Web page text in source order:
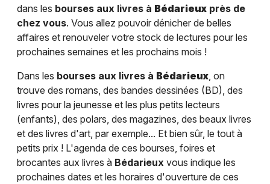
dans les bourses aux livres à Bédarieux près de
chez vous. Vous allez pouvoir dénicher de belles
affaires et renouveler votre stock de lectures pour les
prochaines semaines et les prochains mois !
Dans les bourses aux livres à Bédarieux, on
trouve des romans, des bandes dessinées (BD), des
livres pour la jeunesse et les plus petits lecteurs
(enfants), des polars, des magazines, des beaux livres
et des livres d'art, par exemple... Et bien sûr, le tout à
petits prix ! L'agenda de ces bourses, foires et
brocantes aux livres à Bédarieux vous indique les
prochaines dates et les horaires d'ouverture de ces